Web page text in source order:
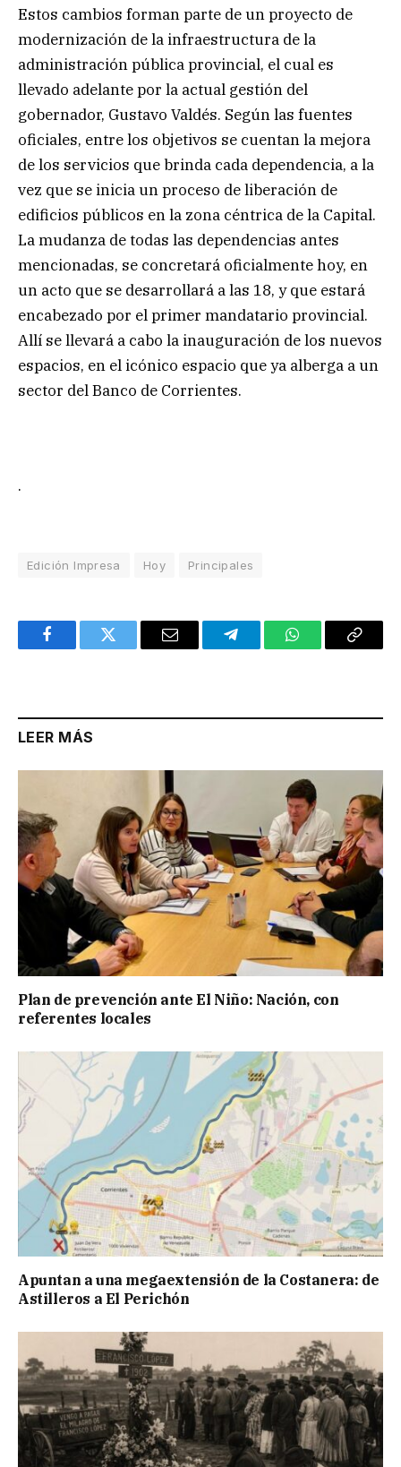
Estos cambios forman parte de un proyecto de
modernización de la infraestructura de la
administración pública provincial, el cual es
llevado adelante por la actual gestión del
gobernador, Gustavo Valdés. Según las fuentes
oficiales, entre los objetivos se cuentan la mejora
de los servicios que brinda cada dependencia, a la
vez que se inicia un proceso de liberación de
edificios públicos en la zona céntrica de la Capital.
La mudanza de todas las dependencias antes
mencionadas, se concretará oficialmente hoy, en
un acto que se desarrollará a las 18, y que estará
encabezado por el primer mandatario provincial.
Allí se llevará a cabo la inauguración de los nuevos
espacios, en el icónico espacio que ya alberga a un
sector del Banco de Corrientes.
.
Edición Impresa Hoy Principales
FacebookTwitter Email TelegramWhatsAppCopy
LEER MÁS
Plan de prevención ante El Niño: Nación, con
referentes locales
Apuntan a una megaextensión de la Costanera: de
Astilleros a El Perichón